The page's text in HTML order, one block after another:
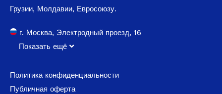
Грузии, Молдавии, Евросоюзу.
г. Москва, Электродный проезд, 16
Показать ещё
Политика конфиденциальности
Публичная оферта